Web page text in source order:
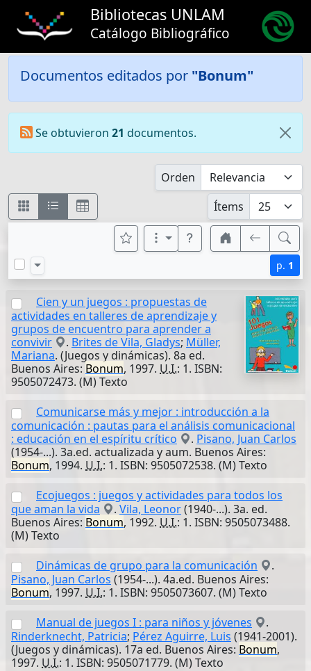
Bibliotecas UNLAM
Catálogo Bibliográfico
Documentos editados por "Bonum"
Se obtuvieron 21 documentos.
Orden
Ítems
p. 1
Cien y un juegos : propuestas de
actividades en talleres de aprendizaje y
grupos de encuentro para aprender a
convivir
. Brites de Vila, Gladys; Müller,
Mariana. (Juegos y dinámicas). 8a ed.
Buenos Aires: Bonum, 1997. U.I.: 1. ISBN:
9505072473. (M) Texto
Comunicarse más y mejor : introducción a la
comunicación : pautas para el análisis comunicacional
: educación en el espíritu crítico
. Pisano, Juan Carlos
(1954-...). 3a.ed. actualizada y aum. Buenos Aires:
Bonum, 1994. U.I.: 1. ISBN: 9505072538. (M) Texto
Ecojuegos : juegos y actividades para todos los
que aman la vida
. Vila, Leonor(1940-...). 3a. ed.
Buenos Aires: Bonum, 1992. U.I.: 1. ISBN: 9505073488.
(M) Texto
Dinámicas de grupo para la comunicación
.
Pisano, Juan Carlos (1954-...). 4a.ed. Buenos Aires:
Bonum, 1997. U.I.: 1. ISBN: 9505073607. (M) Texto
Manual de juegos I : para niños y jóvenes
.
Rinderknecht, Patricia; Pérez Aguirre, Luis (1941-2001).
(Juegos y dinámicas). 17a ed. Buenos Aires: Bonum,
1997. U.I.: 1. ISBN: 9505071779. (M) Texto